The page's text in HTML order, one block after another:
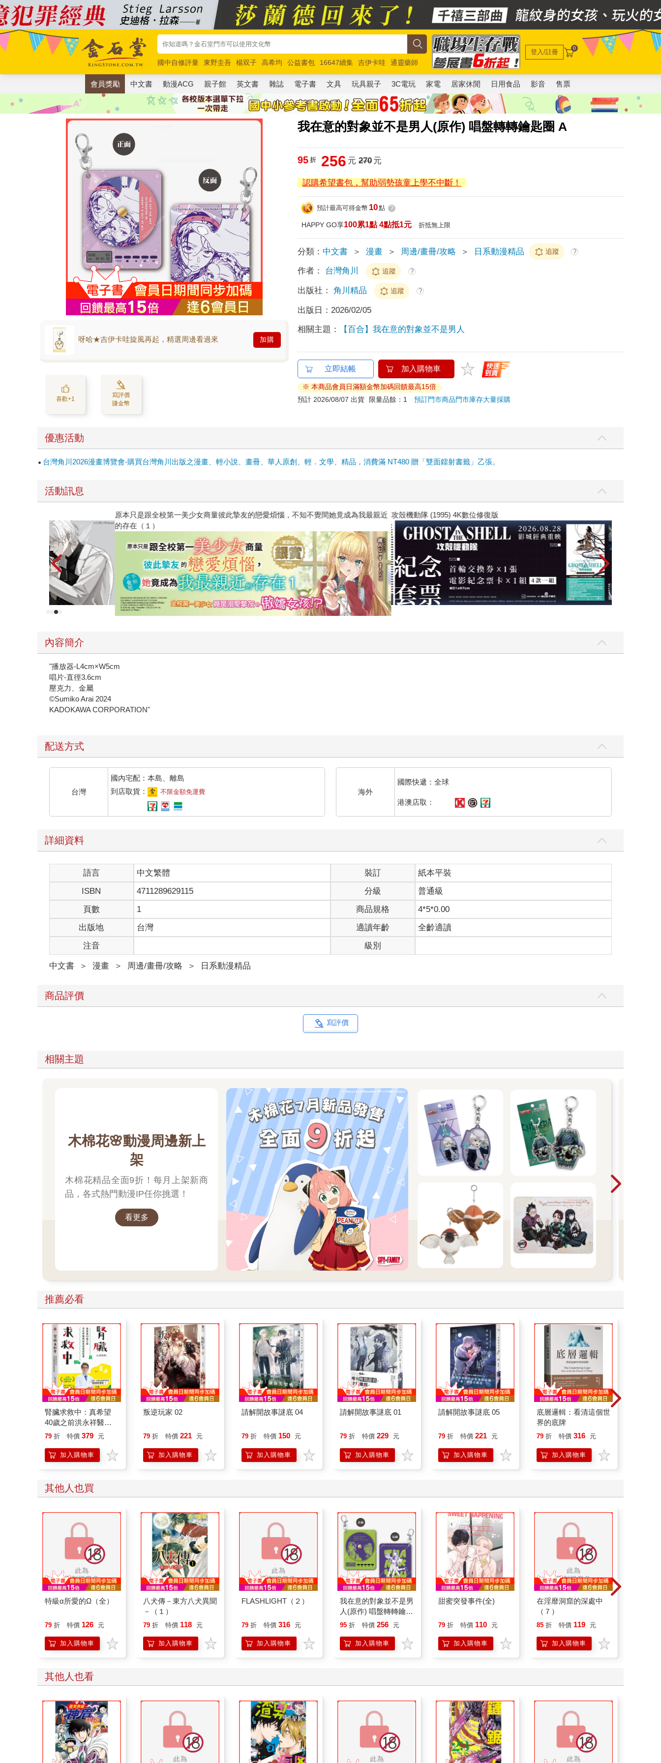
國中自修評量 東野圭吾 楊双子 高希均 公益書包 16647續集 吉伊卡哇
通靈藥師
唯紅花綻放
奧德賽 路邊攤新作 馬斯克 玩具總動員5 超慢跑
登入/註冊 0
會員獎勵 中文書 動漫ACG 親子館 英文書 雜誌 電子書 文具 玩具親子 3C電玩 家電 居家休閒 日用食品 影音 售票
我在意的對象並不是男人(原作) 唱盤轉轉鑰匙圈 A
呀哈★吉伊卡哇旋風再起，精選周邊看過來 加購
喜歡+1
寫評價
賺金幣
95 折 256 元 270元
認購希望書包，幫助弱勢孩童上學不中斷！
預計最高可得金幣 10點 ?
HAPPY GO享100累1點 4點抵1元 折抵無上限
分類： 中文書 ＞ 漫畫 ＞ 周邊/畫冊/攻略 ＞ 日系動漫精品 追蹤 ?
作者： 台灣角川 追蹤 ?
出版社： 角川精品 追蹤 ?
出版日： 2026/02/05
相關主題： 【百合】我在意的對象並不是男人
立即結帳 加入購物車
※ 本商品會員日滿額金幣加碼回饋最高15倍
預計 2026/08/07 出貨
限量品餘：1預訂門市商品門市庫存大量採購
優惠活動
台灣角川2026漫畫博覽會-購買台灣角川出版之漫畫、輕小說、畫冊、華人原創、輕．文學、精品，消費滿 NT480 贈「雙面鐳射書籤」乙張。
活動訊息
原本只是跟全校第一美少女商量彼此摯友的戀愛煩惱，不知不覺間她竟成為我最親近
的存在（１）
攻殼機動隊 (1995) 4K數位修復版
內容簡介
"播放器-L4cm×W5cm
唱片-直徑3.6cm
壓克力、金屬
©Sumiko Arai 2024
KADOKAWA CORPORATION"
配送方式
台灣
國內宅配：本島、離島
到店取貨：
不限金額免運費 海外
國際快遞：全球
港澳店取：
詳細資料
語言 中文繁體 裝訂
紙本平裝
ISBN
4711289629115 分級
普通級
頁數
1 商品規格
4*5*0.00
出版地
台灣 適讀年齡
全齡適讀
注音
級別
中文書 ＞ 漫畫 ＞ 周邊/畫冊/攻略 ＞ 日系動漫精品
商品評價
寫評價
相關主題
木棉花🌸動漫周邊新上
架
木棉花精品全面9折！每月上架新商
品，各式熱門動漫IP任你挑選！
看更多
推薦必看
腎臟求救中：真希望
40歲之前洪永祥醫師
就告訴我這些事
79 折 特價 379 元
加入購物車
叛逆玩家 02
79 折 特價 221 元
加入購物車
請解開故事謎底 04
79 折 特價 150 元
加入購物車
請解開故事謎底 01
79 折 特價 229 元
加入購物車
請解開故事謎底 05
79 折 特價 221 元
加入購物車
底層邏輯：看清這個世
界的底牌
79 折 特價 316 元
加入購物車
其他人也買
特級α所愛的Ω（全）
79 折 特價 126 元
加入購物車
八犬傳－東方八犬異聞
－（１）
79 折 特價 118 元
加入購物車
FLASHLIGHT（２）
79 折 特價 316 元
加入購物車
我在意的對象並不是男
人(原作) 唱盤轉轉鑰匙
圈 B
95 折 特價 256 元
加入購物車
甜蜜突發事件(全)
79 折 特價 110 元
加入購物車
在淫靡洞窟的深處中
（７）
85 折 特價 119 元
加入購物車
其他人也看